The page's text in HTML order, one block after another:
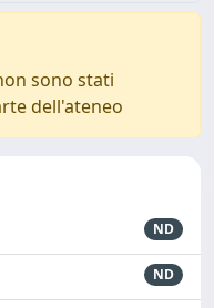
sono stati
dell'ateneo
ND
ND